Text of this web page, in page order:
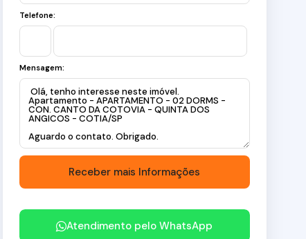
Telefone:
Mensagem:
Atendimento peloWhatsApp